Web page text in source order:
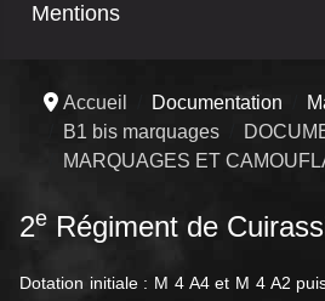
Mentions
Accueil Documentation
B1 bis marquages
MARQUAGES ET
2e Régiment de
Dotation initiale : M 4 A4 et M 4 A2